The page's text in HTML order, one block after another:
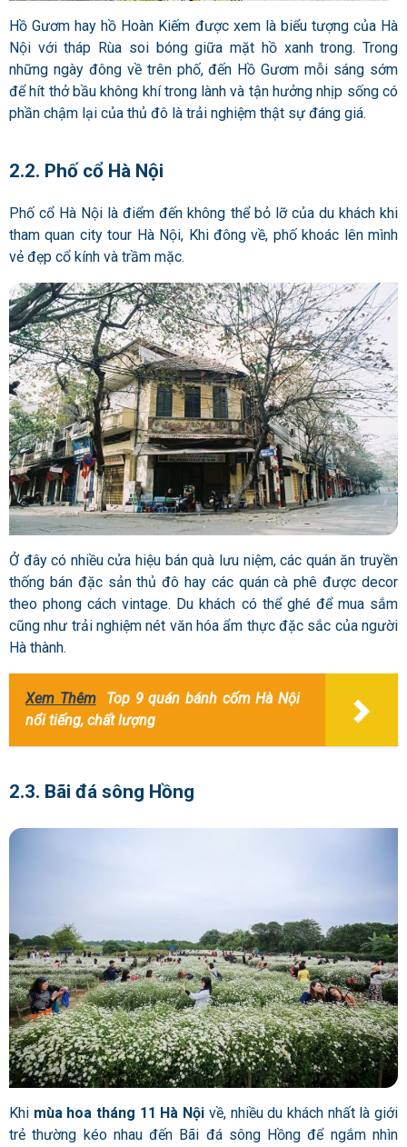
Hồ Gươm hay hồ Hoàn Kiếm được xem là biểu tượng của Hà
Nội với tháp Rùa soi bóng giữa mặt hồ xanh trong. Trong
những ngày đông về trên phố, đến Hồ Gươm mỗi sáng sớm
để hít thở bầu không khí trong lành và tận hưởng nhịp sống có
phần chậm lại của thủ đô là trải nghiệm thật sự đáng giá.
2.2. Phố cổ Hà Nội
Phố cổ Hà Nội là điểm đến không thể bỏ lỡ của du khách khi
tham quan city tour Hà Nội, Khi đông về, phố khoác lên mình
vẻ đẹp cổ kính và trầm mặc.
Ở đây có nhiều cửa hiệu bán quà lưu niệm, các quán ăn truyền
thống bán đặc sản thủ đô hay các quán cà phê được decor
theo phong cách vintage. Du khách có thể ghé để mua sắm
cũng như trải nghiệm nét văn hóa ẩm thực đặc sắc của người
Hà thành.
Xem Thêm
Top 9 quán bánh cốm Hà Nội
nổi tiếng, chất lượng
2.3. Bãi đá sông Hồng
Khi mùa hoa tháng 11 Hà Nội về, nhiều du khách nhất là giới
trẻ thường kéo nhau đến Bãi đá sông Hồng để ngắm nhìn